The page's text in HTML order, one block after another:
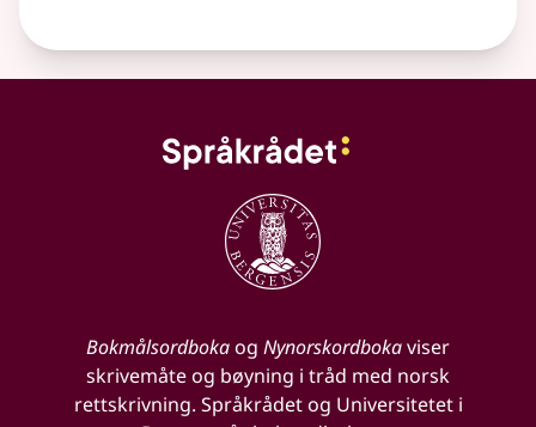
Bokmålsordbokaog Nynorskordbokaviser
skrivemåte og bøyning i tråd med norsk
rettskrivning. Språkrådet og Universitetet i